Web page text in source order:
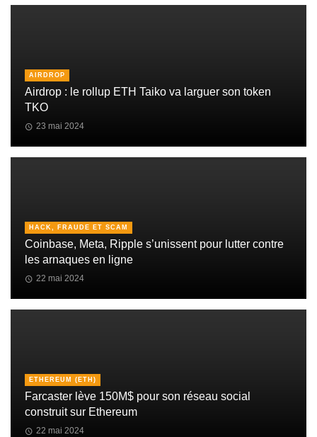
AIRDROP
Airdrop : le rollup ETH Taiko va larguer son token
TKO
23 mai 2024
HACK, FRAUDE ET SCAM
Coinbase, Meta, Ripple s’unissent pour lutter contre
les arnaques en ligne
22 mai 2024
ETHEREUM (ETH)
Farcaster lève 150M$ pour son réseau social
construit sur Ethereum
22 mai 2024